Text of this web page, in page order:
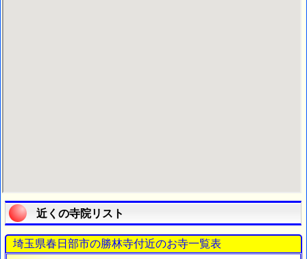
近くの寺院リスト
埼玉県春日部市の勝林寺付近のお寺一覧表